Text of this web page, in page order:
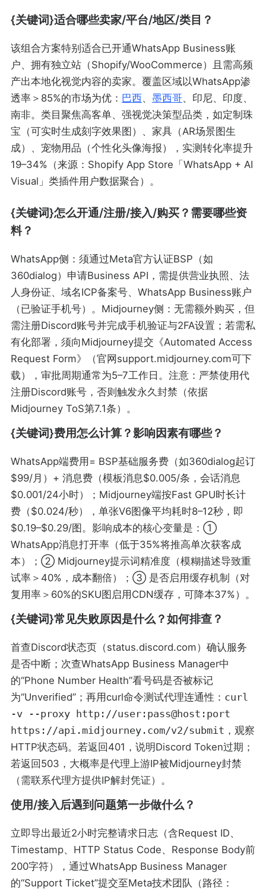
{关键词}适合哪些卖家/平台/地区/类目？
该组合方案特别适合已开通WhatsApp Business账
户、拥有独立站（Shopify/WooCommerce）且需高频
产出本地化视觉内容的卖家。覆盖区域以WhatsApp渗
透率＞85%的市场为优： 巴西、 墨西哥、印尼、印度、
南非。类目聚焦高客单、强视觉决策型品类，如定制珠
宝（可实时生成刻字效果图）、家具（AR场景图生
成）、宠物用品（个性化头像海报），实测转化率提升
19–34%（来源：Shopify App Store「WhatsApp + AI
Visual」类插件用户数据聚合）。
{关键词}怎么开通/注册/接入/购买？需要哪些资
料？
WhatsApp侧：须通过Meta官方认证BSP（如
360dialog）申请Business API，需提供营业执照、法
人身份证、域名ICP备案号、WhatsApp Business账户
（已验证手机号）。Midjourney侧：无需额外购买，但
需注册Discord账号并完成手机验证与2FA设置；若需私
有化部署，须向Midjourney提交《Automated Access
Request Form》（官网support.midjourney.com可下
载），审批周期通常为5–7工作日。注意：严禁使用代
注册Discord账号，否则触发永久封禁（依据
Midjourney ToS第7.1条）。
{关键词}费用怎么计算？影响因素有哪些？
WhatsApp端费用= BSP基础服务费（如360dialog起订
$99/月）+ 消息费（模板消息$0.005/条，会话消息
$0.001/24小时）；Midjourney端按Fast GPU时长计
费（$0.024/秒），单张V6图像平均耗时8–12秒，即
$0.19–$0.29/图。影响成本的核心变量是：①
WhatsApp消息打开率（低于35%将推高单次获客成
本）；② Midjourney提示词精准度（模糊描述导致重
试率＞40%，成本翻倍）；③ 是否启用缓存机制（对
复用率＞60%的SKU图启用CDN缓存，可降本37%）。
{关键词}常见失败原因是什么？如何排查？
首查Discord状态页（status.discord.com）确认服务
是否中断；次查WhatsApp Business Manager中
的“Phone Number Health”看号码是否被标记
为“Unverified”；再用curl命令测试代理连通性： curl
-v --proxy http://user:pass@host:port
https://api.midjourney.com/v2/submit ，观察
HTTP状态码。若返回401，说明Discord Token过期；
若返回503，大概率是代理上游IP被Midjourney封禁
（需联系代理方提供IP解封凭证）。
使用/接入后遇到问题第一步做什么？
立即导出最近2小时完整请求日志（含Request ID、
Timestamp、HTTP Status Code、Response Body前
200字符），通过WhatsApp Business Manager
的“Support Ticket”提交至Meta技术团队（路径：